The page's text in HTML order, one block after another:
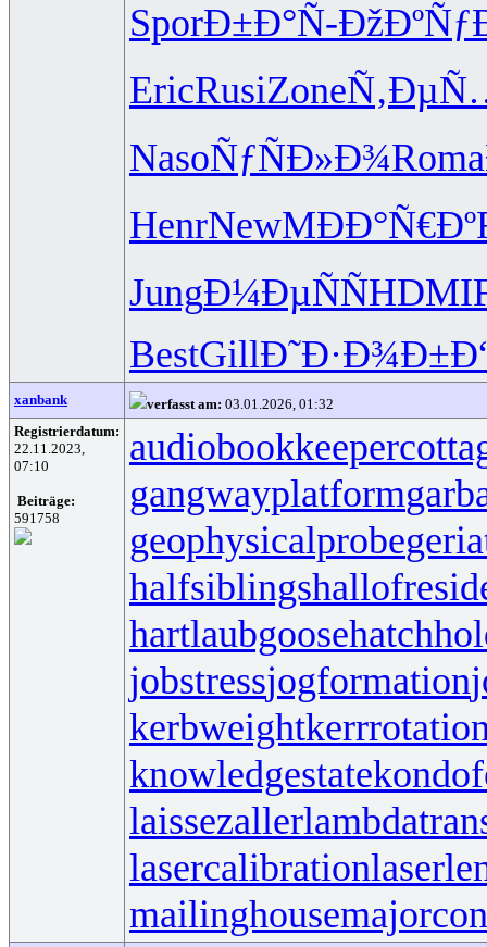
SporÐ±Ð°Ñ-
EricRusiZone
NasoÑƒÑÐ»Ð¾Roma
HenrNewMÐÐ°Ñ€Ðº
JungÐ¼ÐµÑÑHDMI
BestGillÐ˜Ð·Ð¾Ð±
xanbank verfasst am: 03.01.2026, 01:32
Registrierdatum:
22.11.2023,
07:10
Beiträge:
591758
audiobookkeeper
gangwayplatform
geophysicalprobe
halfsiblings
hartlaubgoose
jobstressjogformation
kerbweight
knowledgestate
laissezaller
lasercalibration
mailinghouse